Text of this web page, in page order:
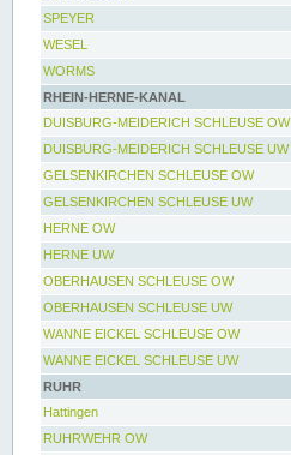
SPEYER
WESEL
WORMS
RHEIN-HERNE-KANAL
DUISBURG-MEIDERICH SCHLEUSE OW
DUISBURG-MEIDERICH SCHLEUSE UW
GELSENKIRCHEN SCHLEUSE OW
GELSENKIRCHEN SCHLEUSE UW
HERNE OW
HERNE UW
OBERHAUSEN SCHLEUSE OW
OBERHAUSEN SCHLEUSE UW
WANNE EICKEL SCHLEUSE OW
WANNE EICKEL SCHLEUSE UW
RUHR
Hattingen
RUHRWEHR OW